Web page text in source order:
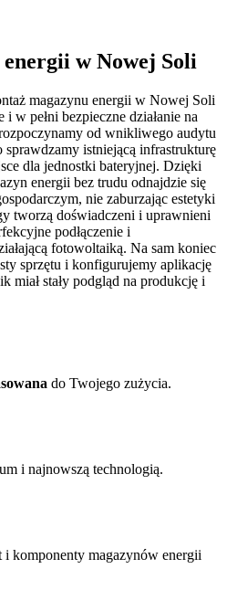
w Nowej Soli
magazynu energii w Nowej Soli
w pełni bezpieczne działanie na
od wnikliwego audytu
sprawdzamy istniejącą infrastrukturę
dla jednostki bateryjnej. Dzięki
energii bez trudu odnajdzie się
nie zaburzając estetyki
tworzą doświadczeni i uprawnieni
podłączenie i
fotowoltaiką. Na sam koniec
sprzętu i konfigurujemy aplikację
miał stały podgląd na produkcję i
do Twojego zużycia.
i najnowszą technologią.
i komponenty magazynów energii